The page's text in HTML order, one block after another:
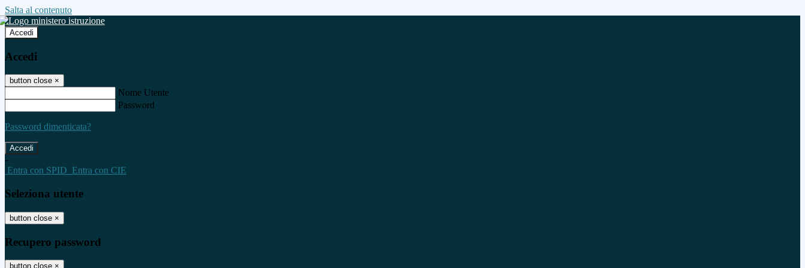
Salta al contenuto
Accedi
Accedi
button close ×
Nome Utente
Password
Password dimenticata?
-
Entra con SPID Entra con CIE
Seleziona utente
button close ×
Recupero password
button close ×